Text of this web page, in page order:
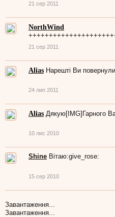
21 сер 2011
NorthWind
21 сер 2011
Alias Нарешті Ви
24 лип 2011
Alias Дякую[IMG]Гарного
10 лис 2010
Shine Вітаю:give_rose:
15 сер 2010
Завантаження...
Завантаження...